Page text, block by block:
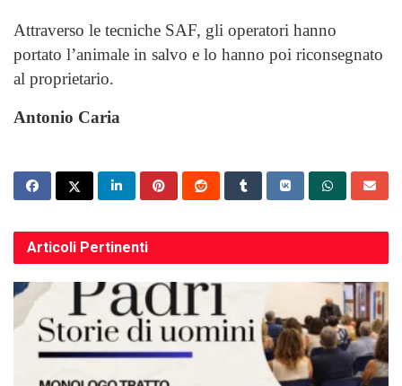
Attraverso le tecniche SAF, gli operatori hanno
portato l’animale in salvo e lo hanno poi riconsegnato
al proprietario.
Antonio Caria
Articoli Pertinenti